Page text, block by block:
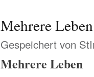
Mehrere Leben
Gespeichert von
Mehrere Leben